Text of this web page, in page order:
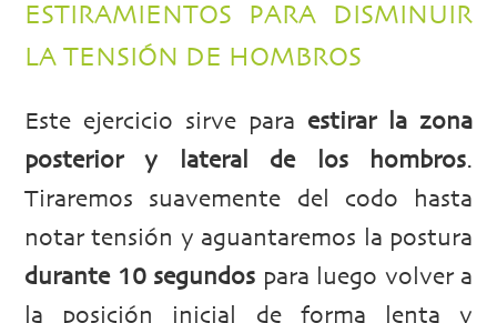
ESTIRAMIENTOS PARA DISMINUIR
LA TENSIÓN DE HOMBROS
Este ejercicio sirve para estirar la zona
posterior y lateral de los hombros.
Tiraremos suavemente del codo hasta
notar tensión y aguantaremos la postura
durante 10 segundos para luego volver a
la posición inicial de forma lenta y